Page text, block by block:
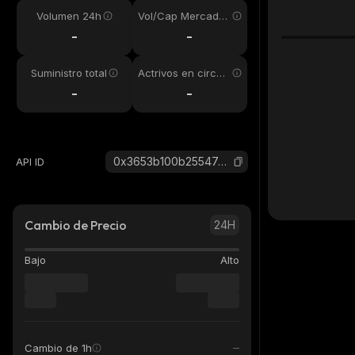
Volumen 24h
-
Vol/Cap Mercado
-
Suministro total
-
Actrivos en circul
-
API ID 0x3653b100b25547ea597a45bbe6642067b8fff631_binance_smart
Cambio de Precio 24H
Bajo Alto
Cambio de 1h